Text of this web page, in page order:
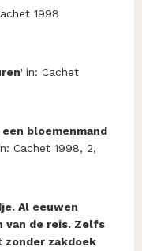
1998
in: Cachet
bloemenmand
Cachet 1998, 2,
Al eeuwen
van de reis. Zelfs
zonder zakdoek